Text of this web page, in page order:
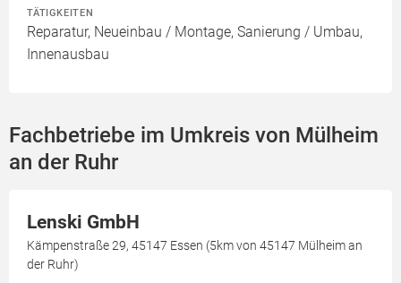
TÄTIGKEITEN
Reparatur, Neueinbau / Montage, Sanierung / Umbau,
Innenausbau
Fachbetriebe im Umkreis von Mülheim
an der Ruhr
Lenski GmbH
Kämpenstraße 29, 45147 Essen (5km von 45147 Mülheim an
der Ruhr)